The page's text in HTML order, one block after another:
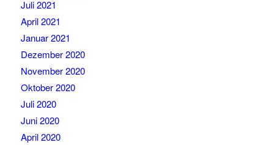
Juli 2021
April 2021
Januar 2021
Dezember 2020
November 2020
Oktober 2020
Juli 2020
Juni 2020
April 2020